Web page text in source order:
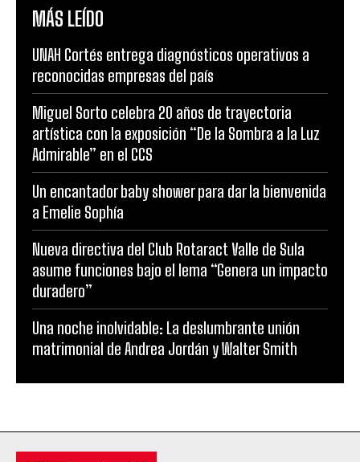
MÁS LEÍDO
UNAH Cortés entrega diagnósticos operativos a
reconocidas empresas del país
Miguel Sorto celebra 20 años de trayectoria
artística con la exposición “De la Sombra a la Luz
Admirable” en el CCS
Un encantador baby shower para dar la bienvenida
a Emelie Sophía
Nueva directiva del Club Rotaract Valle de Sula
asume funciones bajo el lema “Genera un impacto
duradero”
Una noche inolvidable: La deslumbrante unión
matrimonial de Andrea Jordán y Walter Smith